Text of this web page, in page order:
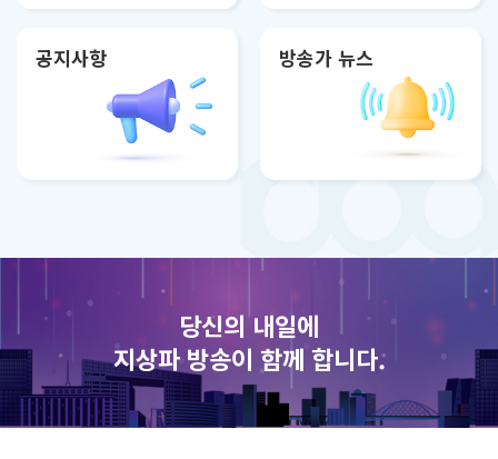
공지사항 방송가 뉴스
당신의 내일에
지상파 방송이 함께 합니다.